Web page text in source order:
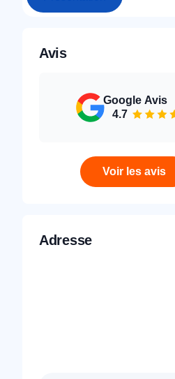
Avis
Google Avis
4.7
Voir les avis
Adresse